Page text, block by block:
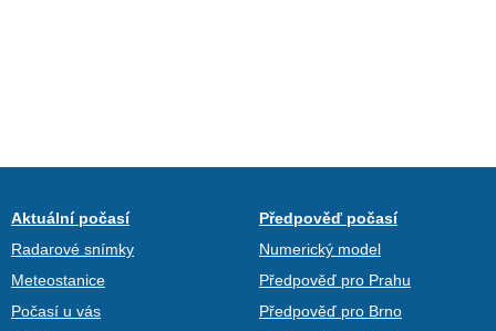
Aktuální počasí
Radarové snímky
Meteostanice
Počasí u vás
Předpověď počasí
Numerický model
Předpověď pro Prahu
Předpověď pro Brno